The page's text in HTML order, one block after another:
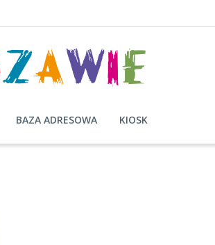
BAZA ADRESOWA KIOSK